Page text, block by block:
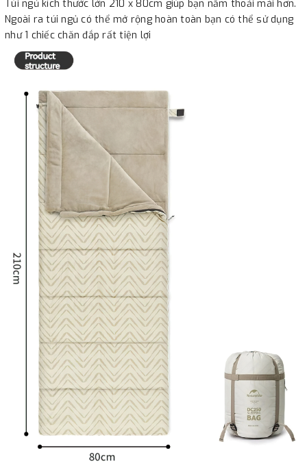
Túi ngủ kích thước lớn 210 x 80cm giúp bạn nằm thoải mái hơn.
Ngoài ra túi ngủ có thể mở rộng hoàn toàn bạn có thể sử dụng
như 1 chiếc chăn đắp rất tiện lợi